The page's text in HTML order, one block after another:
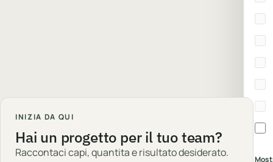
INIZIA DA QUI
Hai un progetto per il tuo team?
Raccontaci capi, quantita e risultato desiderato.